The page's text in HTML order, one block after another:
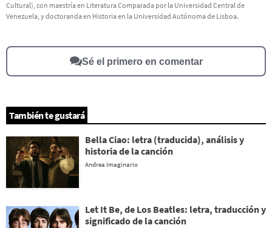
Este contenido no tiene la información que busco
Cultural), con maestría en Literatura Comparada por la Universidad Central de
Venezuela, y doctoranda en Historia en la Universidad Autónoma de Lisboa.
Sé el primero en comentar
También te gustará
Bella Ciao: letra (traducida), análisis y
historia de la canción
Andrea Imaginario
Let It Be, de Los Beatles: letra, traducción y
significado de la canción